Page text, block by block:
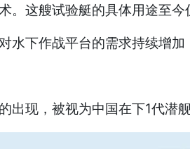
。这艘试验艇的具体用途至
水下作战平台的需求持续增
出现，被视为中国在下1代潜